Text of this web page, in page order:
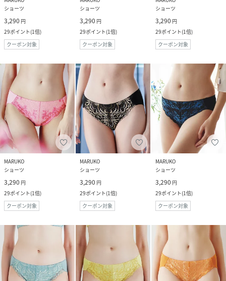
ショーツ
3,290 円
29ポイント(1倍)
クーポン対象
ショーツ
3,290 円
29ポイント(1倍)
クーポン対象
ショーツ
3,290 円
29ポイント(1倍)
クーポン対象
MARUKO
ショーツ
3,290 円
29ポイント(1倍)
クーポン対象
MARUKO
ショーツ
3,290 円
29ポイント(1倍)
クーポン対象
MARUKO
ショーツ
3,290 円
29ポイント(1倍)
クーポン対象